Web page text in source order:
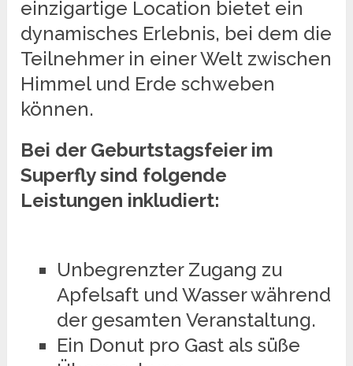
einzigartige Location bietet ein
dynamisches Erlebnis, bei dem die
Teilnehmer in einer Welt zwischen
Himmel und Erde schweben
können.
Bei der Geburtstagsfeier im
Superfly sind folgende
Leistungen inkludiert:
Unbegrenzter Zugang zu
Apfelsaft und Wasser während
der gesamten Veranstaltung.
Ein Donut pro Gast als süße